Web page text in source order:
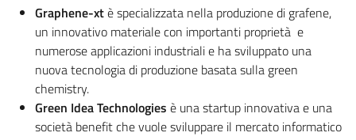
Graphene-xtè specializzata nella produzione di grafene,
un innovativo materiale con importanti proprietà e
numerose applicazioni industriali e ha sviluppato una
nuova tecnologia di produzione basata sulla green
chemistry.
Green Idea Technologies è una startup innovativa e una
società benefit che vuole sviluppare il mercato informatico